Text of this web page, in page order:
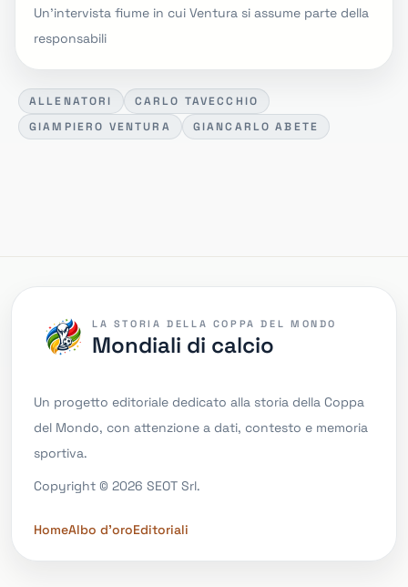
Un'intervista fiume in cui Ventura si assume parte della
responsabili
ALLENATORI
CARLO TAVECCHIO
GIAMPIERO VENTURA
GIANCARLO ABETE
LA STORIA DELLA COPPA DEL MONDO
Mondiali di calcio
Un progetto editoriale dedicato alla storia della Coppa
del Mondo, con attenzione a dati, contesto e memoria
sportiva.
Copyright © 2026 SEOT Srl.
HomeAlbo d'oroEditoriali